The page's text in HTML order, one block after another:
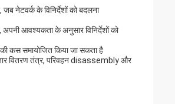
नेटवर्क के विनिर्देशों को बदलना
अपनी आवश्यकता के अनुसार विनिर्देशों को
की कस समायोजित किया जा सकता है
वितरण तंत्र, परिवहन disassembly और